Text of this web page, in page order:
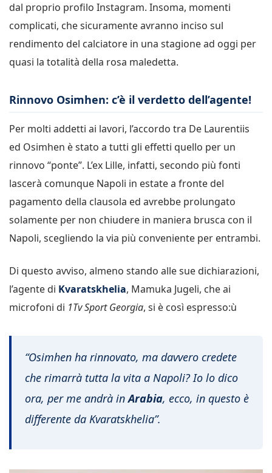
dal proprio profilo Instagram. Insoma, momenti
complicati, che sicuramente avranno inciso sul
rendimento del calciatore in una stagione ad oggi per
quasi la totalità della rosa maledetta.
Rinnovo Osimhen: c’è il verdetto dell’agente!
Per molti addetti ai lavori, l’accordo tra De Laurentiis
ed Osimhen è stato a tutti gli effetti quello per un
rinnovo “ponte”. L’ex Lille, infatti, secondo più fonti
lascerà comunque Napoli in estate a fronte del
pagamento della clausola ed avrebbe prolungato
solamente per non chiudere in maniera brusca con il
Napoli, scegliendo la via più conveniente per entrambi.
Di questo avviso, almeno stando alle sue dichiarazioni,
l’agente di Kvaratskhelia, Mamuka Jugeli, che ai
microfoni di 1Tv Sport Georgia, si è così espresso:ù
“Osimhen ha rinnovato, ma davvero credete
che rimarrà tutta la vita a Napoli? Io lo dico
ora, per me andrà inArabia, ecco, in questo è
differente da Kvaratskhelia”.